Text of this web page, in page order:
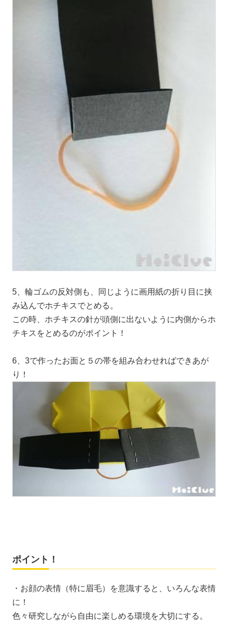
5、輪ゴムの反対側も、同じように画用紙の折り目に挟
み込んでホチキスでとめる。
この時、ホチキスの針が頭側に出ないように内側からホ
チキスをとめるのがポイント！
6、3で作ったお面と５の帯を組み合わせればできあが
り！
ポイント！
・お顔の表情（特に眉毛）を意識すると、いろんな表情
に！
色々研究しながら自由に楽しめる環境を大切にする。